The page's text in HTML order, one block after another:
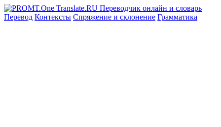
Перевод Контексты Спряжение и склонение Грамматика